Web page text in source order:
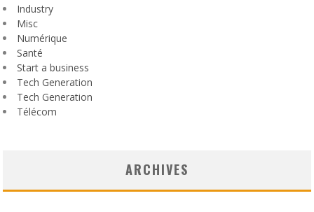
Industry
Misc
Numérique
Santé
Start a business
Tech Generation
Tech Generation
Télécom
ARCHIVES